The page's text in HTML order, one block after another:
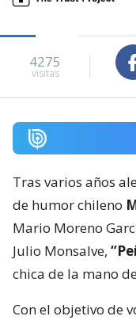
4275
visitas
Tras varios años
de humor chileno
Mario Moreno
Julio Monsalve,
chica de la mano
Con el objetivo de